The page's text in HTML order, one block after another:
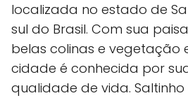
localizada no estado de
sul do Brasil. Com sua
belas colinas e vegetação
cidade é conhecida por
qualidade de vida.